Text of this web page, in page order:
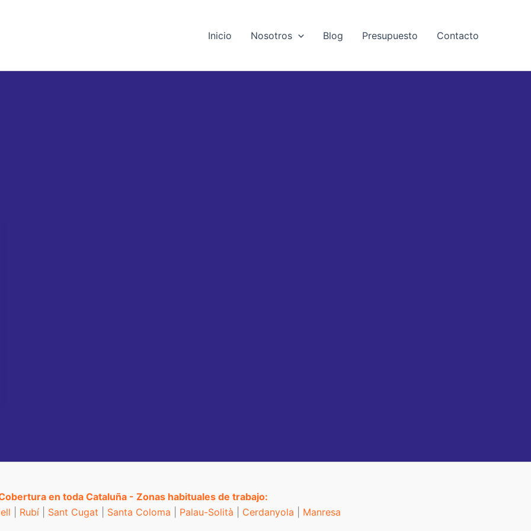
Inicio Nosotros Blog Presupuesto Contacto
en toda Cataluña - Zonas habituales de trabajo:
Rubí| Sant Cugat Santa Coloma Palau-Solità Cerdanyola Manresa